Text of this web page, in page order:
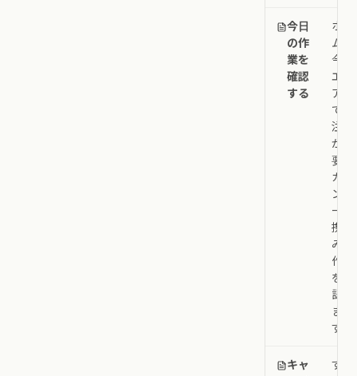
今日
の作
業を
確認
する
ホー
ムの
今日
エリ
ア
で、
注意
が必
要な
カレ
ンダ
ー連
携済
みの
作業
を確
認し
ま
す。
キャ
すべ